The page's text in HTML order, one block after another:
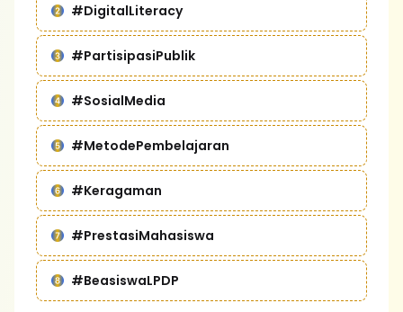
#DigitalLiteracy
#PartisipasiPublik
#SosialMedia
#MetodePembelajaran
#Keragaman
#PrestasiMahasiswa
#BeasiswaLPDP